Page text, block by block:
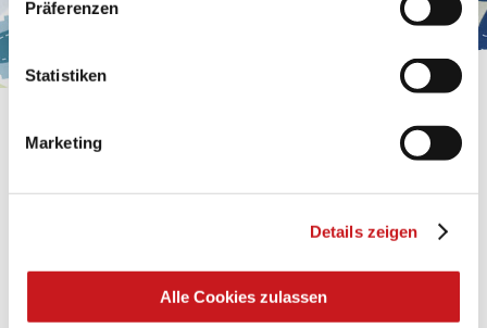
Impressum.
Präferenzen
Statistiken
Marketing
Details zeigen
Alle Cookies zulassen
"KINDERWAGEN"